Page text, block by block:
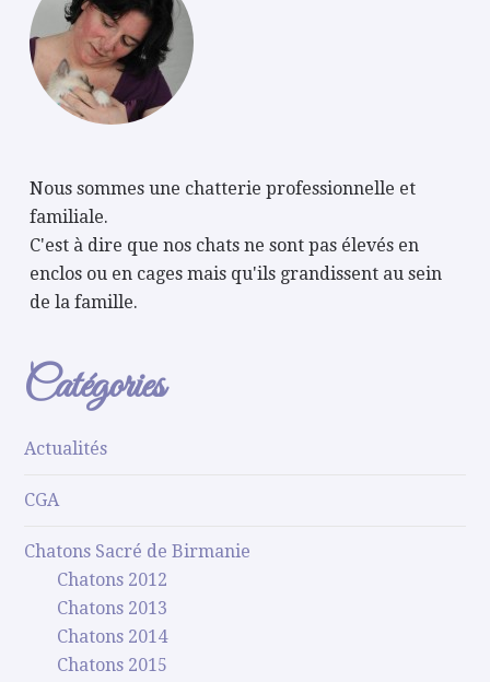
Nous sommes une chatterie professionnelle et
familiale.
C'est à dire que nos chats ne sont pas élevés en
enclos ou en cages mais qu'ils grandissent au sein
de la famille.
Catégories
Actualités
CGA
Chatons Sacré de Birmanie
Chatons 2012
Chatons 2013
Chatons 2014
Chatons 2015